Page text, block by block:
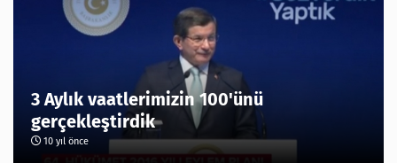
3 Aylık vaatlerimizin 100'ünü
gerçekleştirdik
10 yıl önce